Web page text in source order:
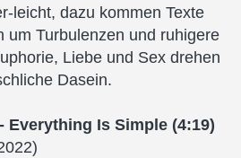
leicht, dazu kommen Texte
um Turbulenzen und ruhigere
Liebe und Sex drehen
Dasein.
Everything Is Simple (4:19)